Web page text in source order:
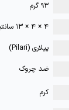
۹۳ گرم
۴ × ۴ × ۱۳ سانتیمتر
پیلاری (Pilari)
ضد چروک
کرم